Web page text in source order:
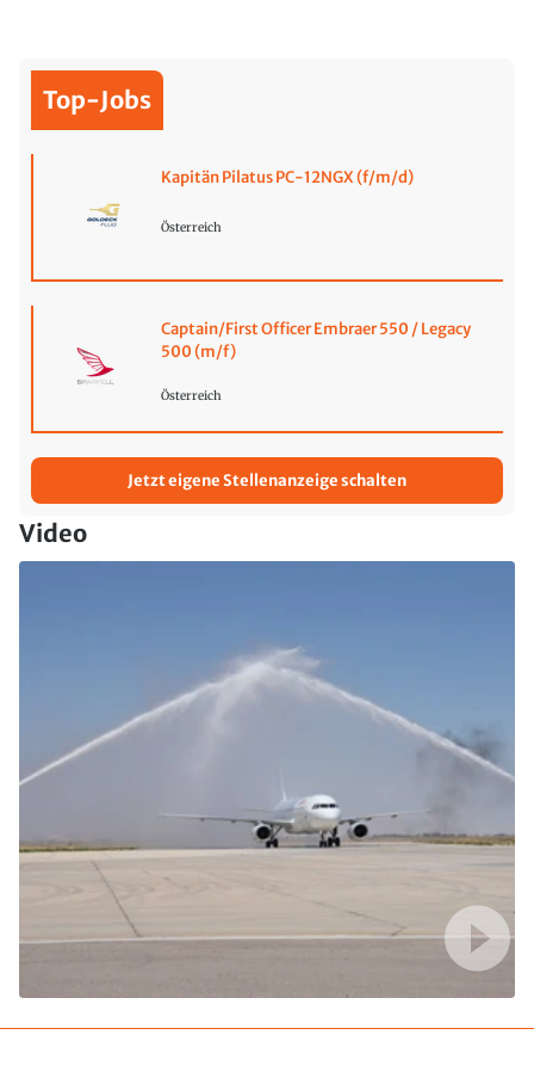
Top-Jobs
Kapitän Pilatus PC-12NGX (f/m/d)
Österreich
Captain/First Officer Embraer 550 / Legacy
500 (m/f)
Österreich
Jetzt eigene Stellenanzeige schalten
Video